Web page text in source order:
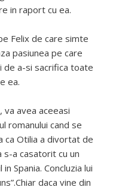
in raport cu ea.
Felix de care simte
pasiunea pe care
de a-si sacrifica toate
ea.
va avea aceeasi
romanului cand se
ca Otilia a divortat de
s-a casatorit cu un
Spania. Concluzia lui
daca vine din